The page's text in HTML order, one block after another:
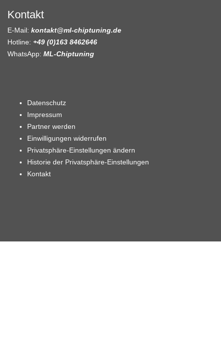
Kontakt
E-Mail: kontakt@ml-chiptuning.de
Hotline: +49 (0)163 8462646
WhatsApp: ML-Chiptuning
Datenschutz
Impressum
Partner werden
Einwilligungen widerrufen
Privatsphäre-Einstellungen ändern
Historie der Privatsphäre-Einstellungen
Kontakt